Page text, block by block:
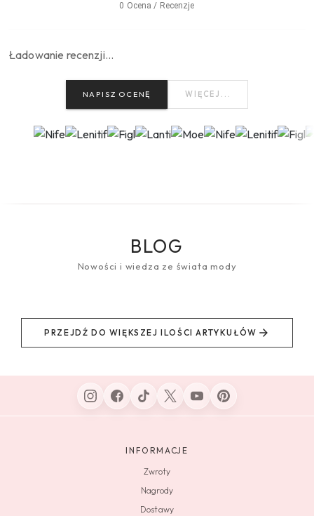
0 Ocena / Recenzje
Ładowanie recenzji…
NAPISZ OCENĘ WIĘCEJ...
BLOG
Nowości i wiedza ze świata mody
PRZEJDŹ DO WIĘKSZEJ ILOŚCI ARTYKUŁÓW
INFORMACJE
Zwroty
Nagrody
Dostawy